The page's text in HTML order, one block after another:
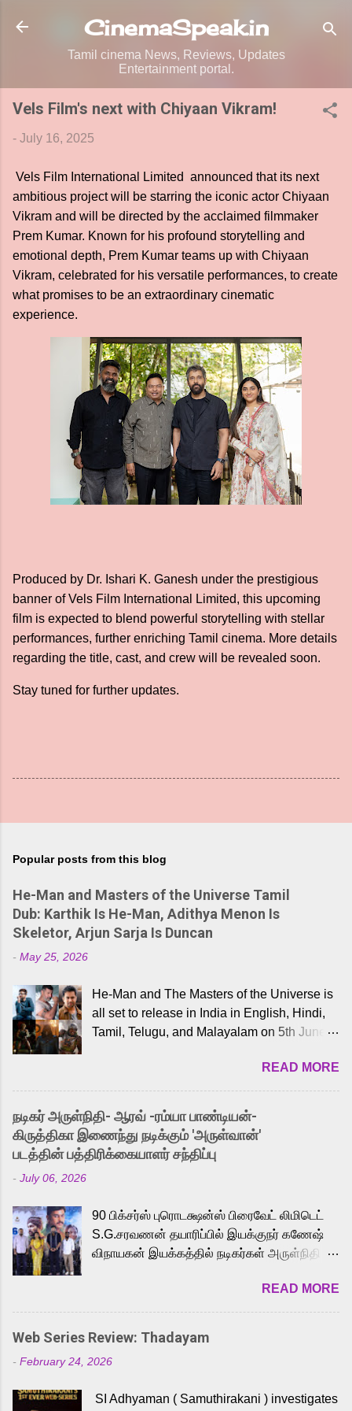
Skip to main content
CinemaSpeak.in
Tamil cinema News, Reviews, Updates
Entertainment portal.
Vels Film's next with Chiyaan Vikram!
- July 16, 2025
Vels Film International Limited announced that its next
ambitious project will be starring the iconic actor Chiyaan
Vikram and will be directed by the acclaimed filmmaker
Prem Kumar. Known for his profound storytelling and
emotional depth, Prem Kumar teams up with Chiyaan
Vikram, celebrated for his versatile performances, to create
what promises to be an extraordinary cinematic
experience.
Produced by Dr. Ishari K. Ganesh under the prestigious
banner of Vels Film International Limited, this upcoming
film is expected to blend powerful storytelling with stellar
performances, further enriching Tamil cinema. More details
regarding the title, cast, and crew will be revealed soon.
Stay tuned for further updates.
Popular posts from this blog
He-Man and Masters of the Universe Tamil
Dub: Karthik Is He-Man, Adithya Menon Is
Skeletor, Arjun Sarja Is Duncan
- May 25, 2026
He-Man and The Masters of the Universe is
all set to release in India in English, Hindi,
Tamil, Telugu, and Malayalam on 5th June,
received a lot of love from cult He-Man fans
and offered audiences an exciting glimpse
into the world of Eternia, the recently
released Tamil trailer has also generated
strong excitement among Tamil audiences.
Adding to the growing buzz is the film’s
to the iconic superhero He-Man. Known for
memorable songs like “Behene De” from
Raavan, “Oru Maalai” from Ghajini, and
loved for his versatile voice and strong
command over multiple languages, making
him a strong fit for the legendary character.
cinema, voices the menacing Skeletor
READ MORE
நடிகர் அருள்நிதி- ஆரவ் -ரம்யா பாண்டியன்-
கிருத்திகா இணைந்து நடிக்கும் 'அருள்வான்'
படத்தின் பத்திரிக்கையாளர் சந்திப்பு
- July 06, 2026
90 பிக்சர்ஸ் புரொடக்ஷன்ஸ் பிரைவேட் லிமிடெட்
S.G.சரவணன் தயாரிப்பில் இயக்குநர் கணேஷ்
விநாயகன் இயக்கத்தில் நடிகர்கள் அருள்நிதி -
முக்கிய வேடத்தில் இணைந்து நடித்திருக்கும்
'அருள்வான்' திரைப்படத்தினை
பத்திரிக்கையாளர் சந்திப்பு சென்னையில்
நடைபெற்றது. இயக்குநர் கணேஷ் விநாயகன்
இயக்கத்தில் உருவாகியுள்ள 'அருள்வான்'
வெங்கட், ரம்யா பாண்டியன், வி டி வி கணேஷ் ,
READ MORE
Web Series Review: Thadayam
- February 24, 2026
SI Adhyaman ( Samuthirakani ) investigates